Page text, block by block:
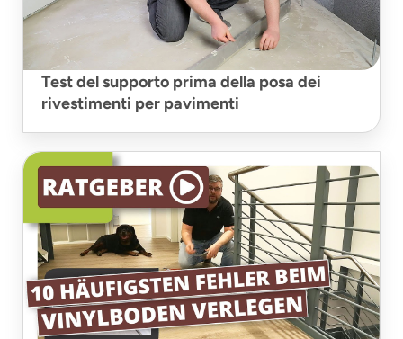
Test del supporto prima della posa dei
rivestimenti per pavimenti